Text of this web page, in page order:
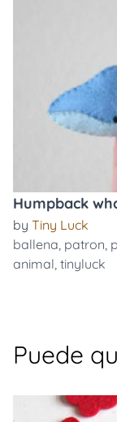
Humpback
by Tiny Luck
ballena, patron,
animal, tinyluck
Puede